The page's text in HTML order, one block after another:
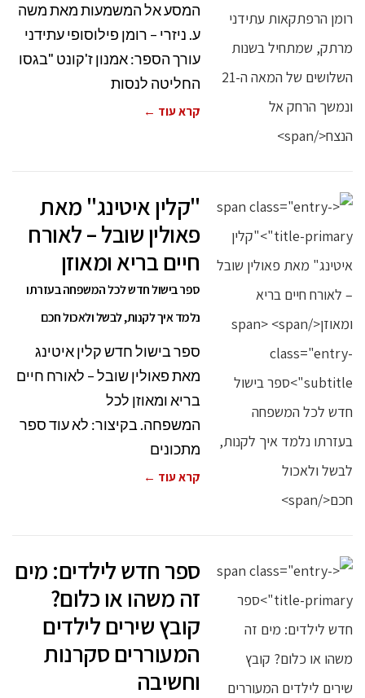
המסע אל המשמעות מאת משה
ע. ניזרי – רומן פילוסופי עתידני
עורך הספר: אמנון ז'קונט "בגסו
החליטה לנסות
קרא עוד ←
"קלין איטינג" מאת
פאולין שובל – לאורח
חיים בריא ומאוזן
ספר בישול חדש לכל המשפחה בעזרתו
נלמד איך לקנות, לבשל ולאכול חכם
ספר בישול חדש קלין איטינג
מאת פאולין שובל – לאורח חיים
בריא ומאוזן לכל
המשפחה. בקיצור: לא עוד ספר
מתכונים
קרא עוד ←
ספר חדש לילדים: מים
זה משהו או כלום?
קובץ שירים לילדים
המעוררים סקרנות
וחשיבה